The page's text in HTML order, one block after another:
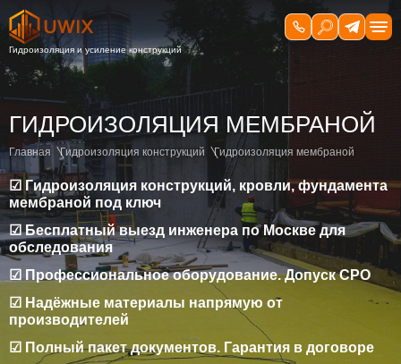
ГИДРОИЗОЛЯЦИЯ МЕМБРАНОЙ
Главная Гидроизоляция конструкций Гидроизоляция мембраной
☑ Гидроизоляция конструкций, кровли, фундамента
мембраной под ключ
☑ Бесплатный выезд инженера по Москве для
обследования
☑ Профессиональное оборудование. Допуск СРО
☑ Надёжные материалы напрямую от
производителей
☑ Полный пакет документов. Гарантия в договоре